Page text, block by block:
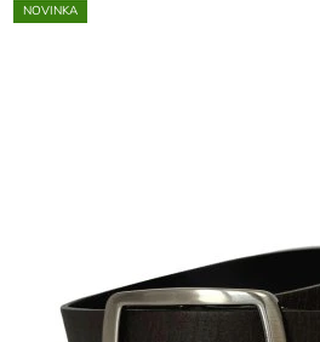
NOVINKA